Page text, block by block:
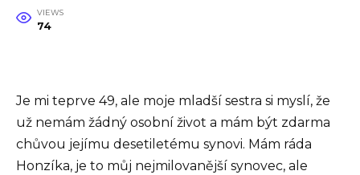
VIEWS
74
Je mi teprve 49, ale moje mladší sestra si myslí, že
už nemám žádný osobní život a mám být zdarma
chůvou jejímu desetiletému synovi. Mám ráda
Honzíka, je to můj nejmilovanější synovec, ale